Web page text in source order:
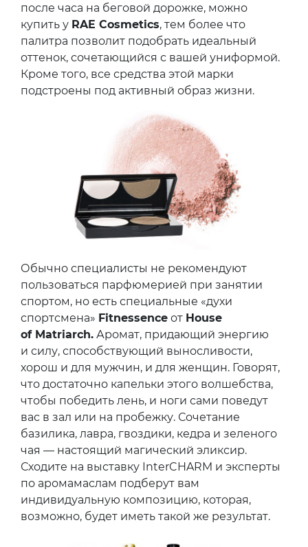
после часа на беговой дорожке, можно
купить у RAE Сosmetics, тем более что
палитра позволит подобрать идеальный
оттенок, сочетающийся с вашей униформой.
Кроме того, все средства этой марки
подстроены под активный образ жизни.
Обычно специалисты не рекомендуют
пользоваться парфюмерией при занятии
спортом, но есть специальные «духи
спортсмена» Fitnessence от House
of Matriarch. Аромат, придающий энергию
и силу, способствующий выносливости,
хорош и для мужчин, и для женщин. Говорят,
что достаточно капельки этого волшебства,
чтобы победить лень, и ноги сами поведут
вас в зал или на пробежку. Сочетание
базилика, лавра, гвоздики, кедра и зеленого
чая — настоящий магический эликсир.
Сходите на выставку InterCHARM и эксперты
по аромамаслам подберут вам
индивидуальную композицию, которая,
возможно, будет иметь такой же результат.